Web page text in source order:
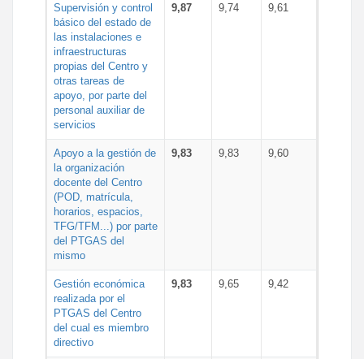
Supervisión y control
básico del estado de
las instalaciones e
infraestructuras
propias del Centro y
otras tareas de
apoyo, por parte del
personal auxiliar de
servicios
9,87 9,74 9,61
Apoyo a la gestión de
la organización
docente del Centro
(POD, matrícula,
horarios, espacios,
TFG/TFM...) por parte
del PTGAS del
mismo
9,83 9,83 9,60
Gestión económica
realizada por el
PTGAS del Centro
del cual es miembro
directivo
9,83 9,65 9,42